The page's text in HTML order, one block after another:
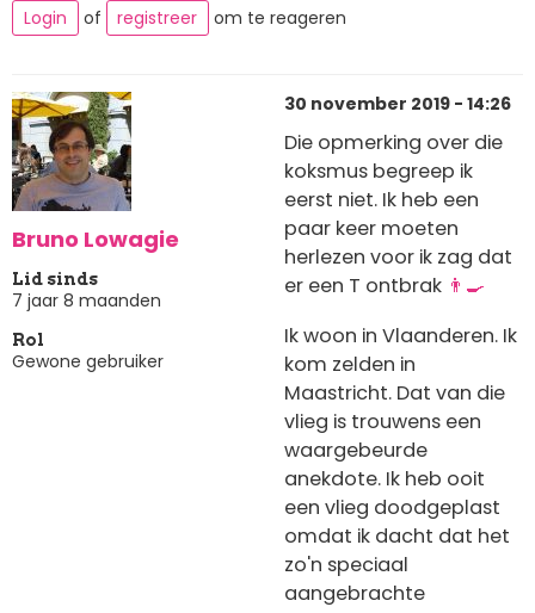
Login of registreer om te reageren
Bruno Lowagie
Lid sinds
7 jaar 8 maanden
Rol
Gewone gebruiker
30 november 2019 - 14:26
Die opmerking over die
koksmus begreep ik
eerst niet. Ik heb een
paar keer moeten
herlezen voor ik zag dat
er een T ontbrak 👨‍🍳
Ik woon in Vlaanderen. Ik
kom zelden in
Maastricht. Dat van die
vlieg is trouwens een
waargebeurde
anekdote. Ik heb ooit
een vlieg doodgeplast
omdat ik dacht dat het
zo'n speciaal
aangebrachte